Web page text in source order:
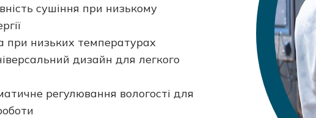
сушіння при низькому
при низьких температурах
дизайн для легкого
регулювання вологості для